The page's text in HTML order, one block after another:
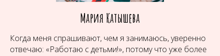
Мария Катышева
Когда меня спрашивают, чем я занимаюсь, уверенно
отвечаю: «Работаю с детьми!», потому что уже более